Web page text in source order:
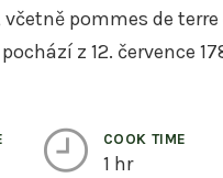
pommes de
z 12. července
COOK TIME
1 hr